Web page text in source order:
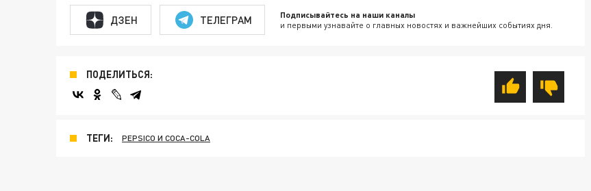
ДЗЕН ТЕЛЕГРАМ Подписывайтесь на наши каналы
и первыми узнавайте о главных новостях и важнейших событиях дня.
ПОДЕЛИТЬСЯ:
ТЕГИ: PEPSICO И COCA-COLA